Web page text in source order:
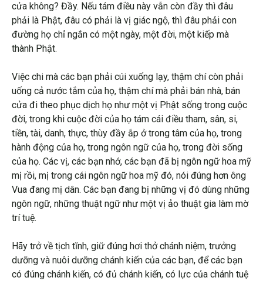
cửa không? Đầy. Nếu tám điều này vẫn còn đầy thì đâu
phải là Phật, đâu có phải là vị giác ngộ, thì đâu phải con
đường họ chỉ ngắn có một ngày, một đời, một kiếp mà
thành Phật.
Việc chi mà các bạn phải cúi xuống lạy, thậm chí còn phải
uống cả nước tắm của họ, thậm chí mà phải bán nhà, bán
cửa đi theo phục dịch họ như một vị Phật sống trong cuộc
đời, trong khi cuộc đời của họ tám cái điều tham, sân, si,
tiền, tài, danh, thực, thùy đầy ắp ở trong tâm của họ, trong
hành động của họ, trong ngôn ngữ của họ, trong đời sống
của họ. Các vị, các bạn nhớ, các bạn đã bị ngôn ngữ hoa mỹ
mị rồi, mị trong cái ngôn ngữ hoa mỹ đó, nói đúng hơn ông
Vua đang mị dân. Các bạn đang bị những vị đó dùng những
ngôn ngữ, những thuật ngữ như một vị ảo thuật gia làm mờ
trí tuệ.
Hãy trở về tịch tĩnh, giữ đúng hơi thở chánh niệm, trưởng
dưỡng và nuôi dưỡng chánh kiến của các bạn, để các bạn
có đúng chánh kiến, có đủ chánh kiến, có lực của chánh tuệ